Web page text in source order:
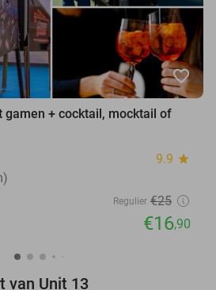
favorite_border
gamen + cocktail, mocktail of
9.9 star
Regulier €25
€16,90
van Unit 13